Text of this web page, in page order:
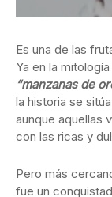
Es una de las
Ya en la
“manzanas de
la historia se
aunque aquellas
con las ricas y
Pero más
fue un